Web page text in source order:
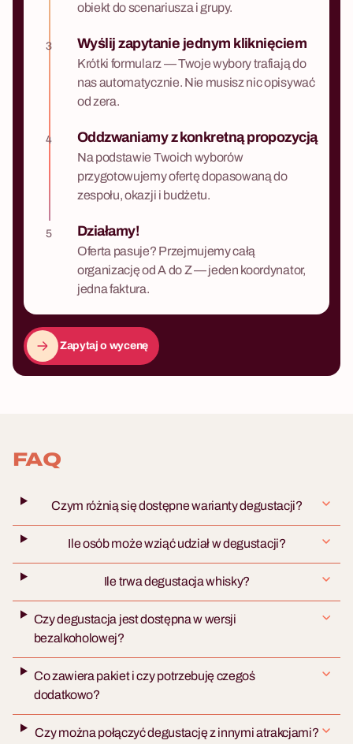
obiekt do scenariusza i grupy.
3 Wyślij zapytanie jednym kliknięciem
Krótki formularz — Twoje wybory trafiają do
nas automatycznie. Nie musisz nic opisywać
od zera.
4 Oddzwaniamy z konkretną propozycją
Na podstawie Twoich wyborów
przygotowujemy ofertę dopasowaną do
zespołu, okazji i budżetu.
5 Działamy!
Oferta pasuje? Przejmujemy całą
organizację od A do Z — jeden koordynator,
jedna faktura.
Zapytaj o wycenę
FAQ
Czym różnią się dostępne warianty degustacji?
Ile osób może wziąć udział w degustacji?
Ile trwa degustacja whisky?
Czy degustacja jest dostępna w wersji
bezalkoholowej?
Co zawiera pakiet i czy potrzebuję czegoś
dodatkowo?
Czy można połączyć degustację z innymi atrakcjami?